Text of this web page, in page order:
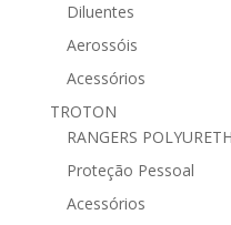
Diluentes
Aerossóis
Acessórios
TROTON
RANGERS
Proteção Pessoal
Acessórios